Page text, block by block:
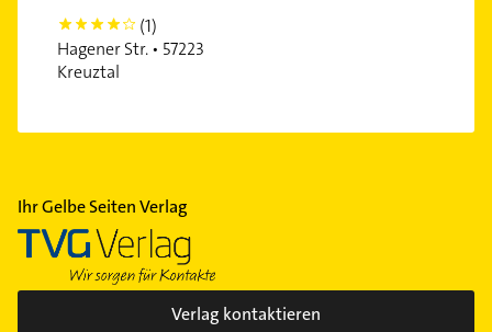
4
(1)
Hagener Str. • 57223
Kreuztal
Ihr Gelbe Seiten Verlag
Verlag kontaktieren